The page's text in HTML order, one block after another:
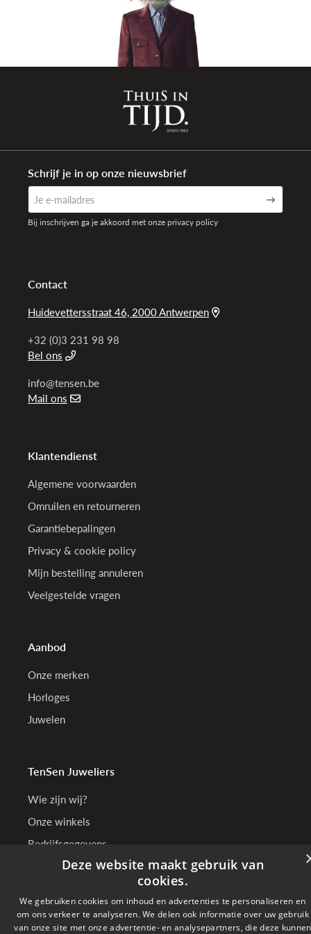
Contact
Huidevettersstraat 46, 2000 Antwerpen
+32 (0)3 231 98 98
Bel ons
info@tensen.be
Mail ons
Klantendienst
Algemene voorwaarden
Omruilen en retourneren
Garantiebepalingen
Privacy & cookie policy
Mijn bestelling annuleren
Veelgestelde vragen
Aanbod
Onze merken
Horloges
Juwelen
TenSen Juweliers
Wie zijn wij?
Onze winkels
Bedrijfsgegevens
Schrijf je in op onze nieuwsbrief
Bij inschrijven ga je akkoord met onze privacy policy
Online betalen met
Deze website maakt gebruik van
cookies.
We gebruiken cookies om inhoud en advertenties te personaliseren en
om ons verkeer te analyseren. We delen ook informatie over uw gebruik
van onze site met onze advertentie- en analysepartners, die deze kunnen